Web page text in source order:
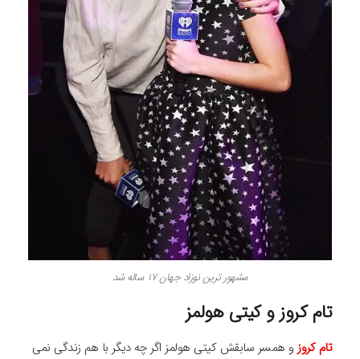
مشهور ترین نوزاد جهان 17 ساله شد
تام کروز و کیتی هولمز
تام کروز و همسر سابقش کیتی هولمز اگر چه دیگر با هم زندگی نمی‌